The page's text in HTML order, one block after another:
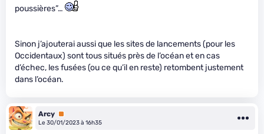
poussières”…
Sinon j’ajouterai aussi que les sites de lancements (pour les
Occidentaux) sont tous situés près de l’océan et en cas
d’échec, les fusées (ou ce qu’il en reste) retombent justement
dans l’océan.
Arcy Premium
Le 30/01/2023 à 16h35